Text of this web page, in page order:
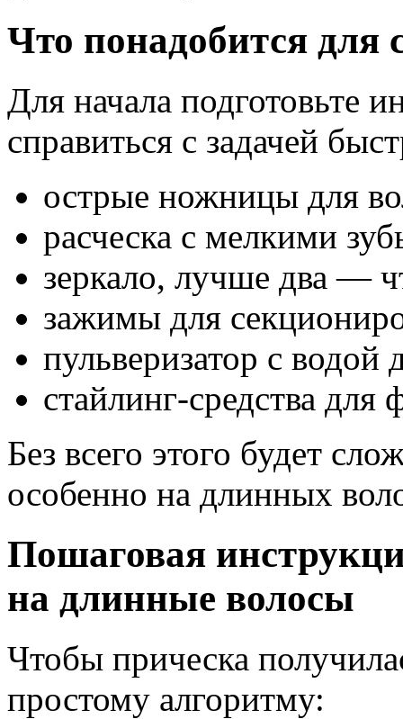
Что понадобится для
Для начала подготовьте
справиться с задачей
острые ножницы для
расческа с мелкими
зеркало, лучше два —
зажимы для
пульверизатор с водой
стайлинг-средства для
Без всего этого будет
особенно на длинных
Пошаговая
на длинные волосы
Чтобы прическа
простому алгоритму: